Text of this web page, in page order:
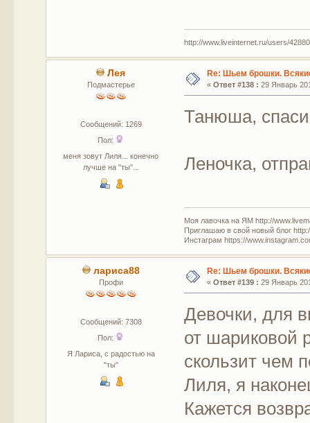
http://www.liveinternet.ru/users/
Лея
Подмастерье
Сообщений: 1269
Пол:
меня зовут Лиля... конечно
лучше на "ты"...
Re: Шьем брошки.
« Ответ #138 : 29 Январь
Танюша,
Леночка,
Моя лавочка на ЯМ http://
Приглашаю в свой новый блог
Инстаграм https://
лариса88
Профи
Сообщений: 7308
Пол:
Я Лариса, с радостью на
"ты"
Re: Шьем брошки.
« Ответ #139 : 29 Январь
Девочки, для
от шариковой
скользит чем
Лиля, я
Кажется